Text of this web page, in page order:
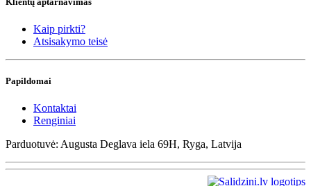
Kaip pirkti?
Atsisakymo teisė
Papildomai
Kontaktai
Renginiai
Parduotuvė: Augusta Deglava iela 69H, Ryga, Latvija